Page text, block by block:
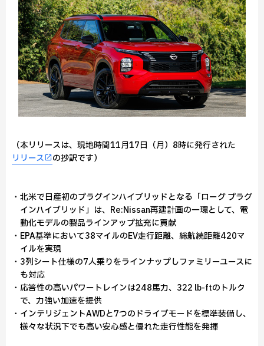
（本リリースは、現地時間11月17日（月）8時に発行された
リリース
の抄訳です）
・北米で日産初のプラグインハイブリッドとなる「ローグ プラグ
インハイブリッド」は、Re:Nissan再建計画の一環として、電
動化モデルの製品ラインアップ拡充に貢献
・EPA基準において38マイルのEV走行距離、総航続距離420マ
イルを実現
・3列シート仕様の7人乗りをラインナップしファミリーユースに
も対応
・応答性の高いパワートレインは248馬力、322 lb-ftのトルク
で、力強い加速を提供
・インテリジェントAWDと7つのドライブモードを標準装備し、
様々な状況下でも高い安心感と優れた走行性能を発揮